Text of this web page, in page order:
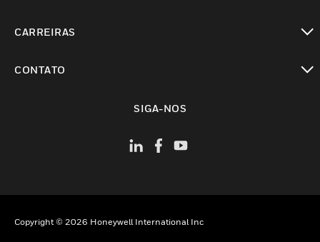
CARREIRAS
CONTATO
SIGA-NOS
Copyright © 2026 Honeywell International Inc